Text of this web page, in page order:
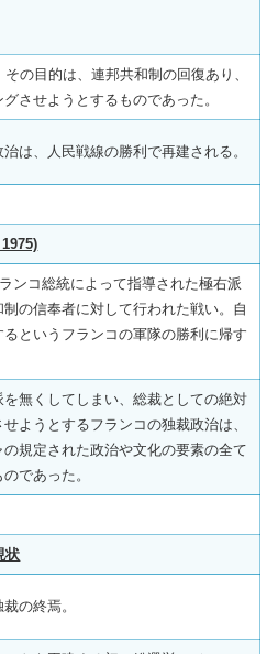
の目的は、連邦共和制の回復あり、
させようとするものであった。
は、人民戦線の勝利で再建される。
ンコ総統によって指導された極右派
の信奉者に対して行われた戦い。自
というフランコの軍隊の勝利に帰す
無くしてしまい、総裁としての絶対
ようとするフランコの独裁政治は、
規定された政治や文化の要素の全て
であった。
状
の終焉。